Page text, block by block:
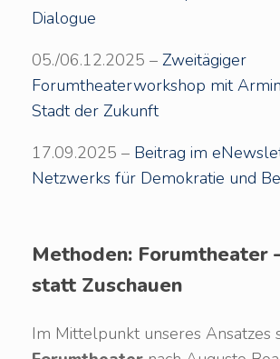
Dialogue
05./06.12.2025 – Zweitägiger
Forumtheaterworkshop mit
Stadt der Zukunft
17.09.2025 – Beitrag im
Netzwerks für Demokratie und
Methoden: Forumtheater
statt Zuschauen
Im Mittelpunkt unseres Ansatzes